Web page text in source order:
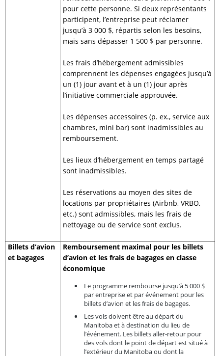
pour cette personne. Si deux représentants
participent, l’entreprise peut réclamer
jusqu’à 3 000 $, répartis selon les besoins,
mais sans dépasser 1 500 $ par personne.
Les frais d’hébergement admissibles
comprennent les dépenses engagées jusqu’à
un (1) jour avant et à un (1) jour après
l’initiative commerciale approuvée.
Les dépenses accessoires (p. ex., service aux
chambres, mini bar) sont inadmissibles au
remboursement.
Les lieux d’hébergement en temps partagé
sont inadmissibles.
Les réservations au moyen des sites de
locations par propriétaires (Airbnb, VRBO,
etc.) sont admissibles, mais les frais de
nettoyage ou de service sont exclus.
Billets d’avion
et bagages
Remboursement maximal pour les billets
d’avion et les frais de bagages en classe
économique
Le programme rembourse jusqu’à 5 000 $
par entreprise et par événement pour les
billets d’avion et les frais de bagages.
Les vols doivent être au départ du
Manitoba et à destination du lieu de
l’événement. Les billets aller-retour pour
des vols dont le point de départ est situé à
l’extérieur du Manitoba ou dont la